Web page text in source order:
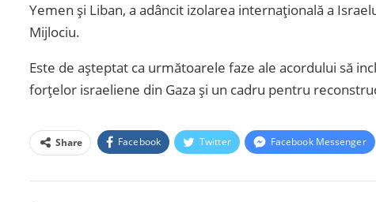
Yemen și Liban, a adâncit izolarea internațională a
Mijlociu.
Este de așteptat ca următoarele faze ale acordului să
forțelor israeliene din Gaza și un cadru pentru
Share Facebook Twitter Facebook Messenger